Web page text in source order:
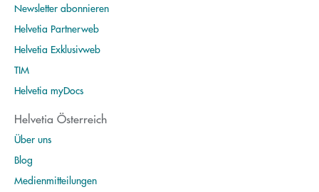
Newsletter abonnieren
Helvetia Partnerweb
Helvetia Exklusivweb
TIM
Helvetia myDocs
Helvetia Österreich
Über uns
Blog
Medienmitteilungen